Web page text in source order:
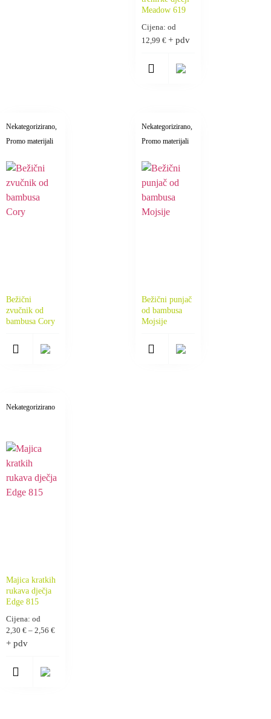
Meadow 619
Cijena: od
12,99 € + pdv
Nekategorizirano,
Promo materijali
Bežični
zvučnik od
bambusa Cory
Nekategorizirano,
Promo materijali
Bežični punjač
od bambusa
Mojsije
Nekategorizirano
Majica kratkih
rukava dječja
Edge 815
Cijena: od
2,30 € – 2,56 €
+ pdv